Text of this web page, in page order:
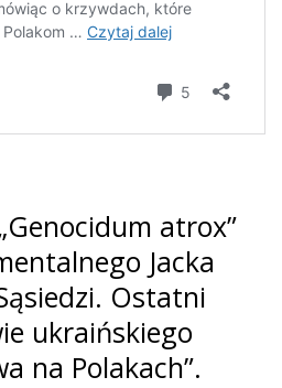
atrox”
Jacka
Ostatni
ukraińskiego
na Polakach”.